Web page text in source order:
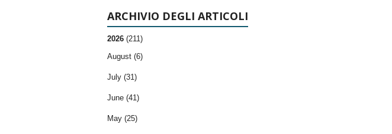
ARCHIVIO DEGLI ARTICOLI
2026 (211)
August (6)
July (31)
June (41)
May (25)